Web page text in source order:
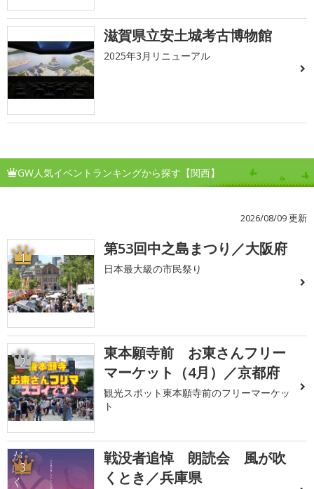
滋賀県立安土城考古博物館
2025年3月リニューアル
GW人気イベントランキングから探す【関西】
2026/08/09 更新
1 第53回中之島まつり／大阪府
日本最大級の市民祭り
2
東本願寺前 お東さんフリー
マーケット（4月）／京都府
観光スポット東本願寺前のフリーマーケッ
ト
3
戦没者追悼 朗読会 風が吹
くとき／兵庫県